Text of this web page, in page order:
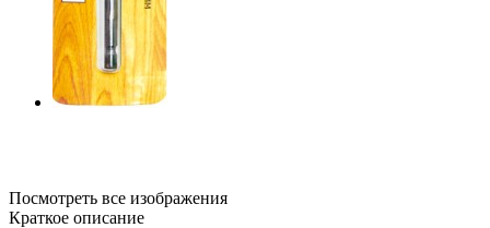
Посмотреть все изображения
Краткое описание